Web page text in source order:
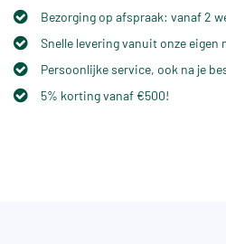
Bezorging op afspraak: vanaf 2
Snelle levering vanuit onze eigen
Persoonlijke service, ook na je
5% korting vanaf €500!